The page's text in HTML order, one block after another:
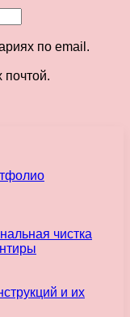
по email.
почтой.
чистка
и их